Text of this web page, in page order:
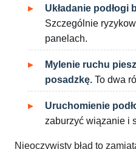
Układanie
Szczególnie
panelach.
Mylenie ruchu
posadzkę. To dwa
Uruchomienie
zaburzyć wiązanie i
Nieoczywisty błąd to